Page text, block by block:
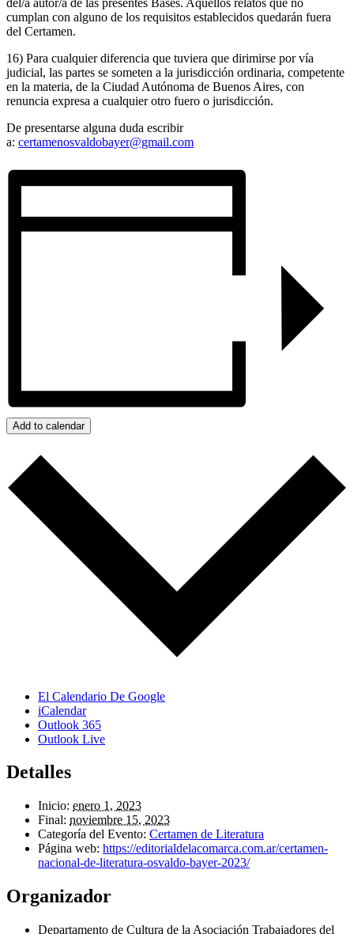
cumplan con alguno de los requisitos establecidos quedarán fuera
del Certamen.
16) Para cualquier diferencia que tuviera que dirimirse por vía
judicial, las partes se someten a la jurisdicción ordinaria, competente
en la materia, de la Ciudad Autónoma de Buenos Aires, con
renuncia expresa a cualquier otro fuero o jurisdicción.
De presentarse alguna duda escribir
a: certamenosvaldobayer@gmail.com
Add to calendar
El Calendario De Google
iCalendar
Outlook 365
Outlook Live
Detalles
Inicio: enero 1, 2023
Final: noviembre 15, 2023
Categoría del Evento: Certamen de Literatura
Página web: https://editorialdelacomarca.com.ar/certamen-
nacional-de-literatura-osvaldo-bayer-2023/
Organizador
Departamento de Cultura de la Asociación Trabajadores del